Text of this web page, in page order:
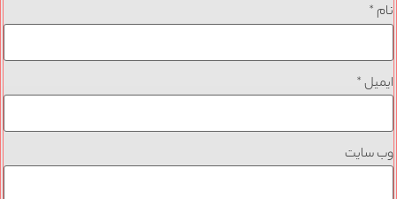
نام *
ایمیل*
وب‌ سایت